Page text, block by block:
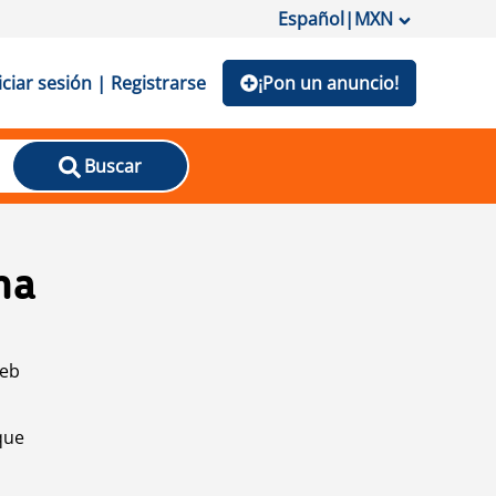
Español|MXN
sesión | Registrarse ¡Pon un anuncio!
Buscar